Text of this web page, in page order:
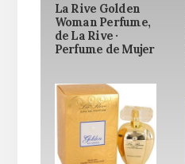
La Rive Golden
Woman Perfume,
de La Rive ·
Perfume de Mujer